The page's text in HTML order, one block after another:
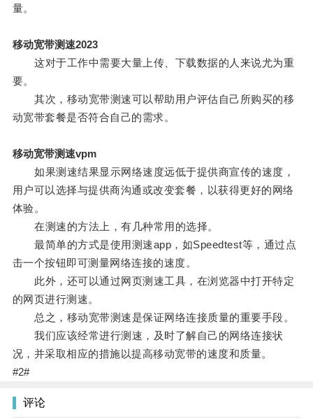
量。
移动宽带测速2023
这对于工作中需要大量上传、下载数据的人来说尤为重
要。
其次，移动宽带测速可以帮助用户评估自己所购买的移
动宽带套餐是否符合自己的需求。
移动宽带测速vpm
如果测速结果显示网络速度远低于提供商宣传的速度，
用户可以选择与提供商沟通或改变套餐，以获得更好的网络
体验。
在测速的方法上，有几种常用的选择。
最简单的方式是使用测速app，如Speedtest等，通过点
击一个按钮即可测量网络连接的速度。
此外，还可以通过网页测速工具，在浏览器中打开特定
的网页进行测速。
总之，移动宽带测速是保证网络连接质量的重要手段。
我们应该经常进行测速，及时了解自己的网络连接状
况，并采取相应的措施以提高移动宽带的速度和质量。
#2#
评论